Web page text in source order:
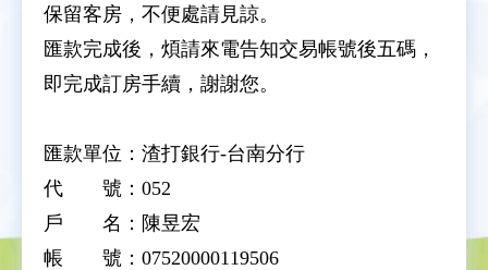
保留客房，不便處請見諒。
匯款完成後，煩請來電告知交易帳號後五碼，
即完成訂房手續，謝謝您。
匯款單位：渣打銀行-台南分行
代 號：052
戶 名：陳昱宏
帳 號：07520000119506